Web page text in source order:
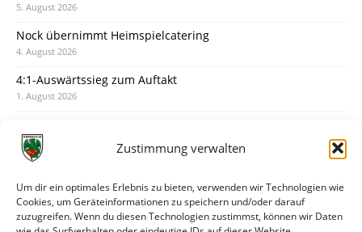
Zustimmung verwalten
Um dir ein optimales Erlebnis zu bieten, verwenden wir Technologien wie
Cookies, um Geräteinformationen zu speichern und/oder darauf
zuzugreifen. Wenn du diesen Technologien zustimmst, können wir Daten
5. August 2026
Nock übernimmt Heimspielcatering
4. August 2026
4:1-Auswärtssieg zum Auftakt
1. August 2026
31. Juli 2026
30. Juli 2026
Deine Spielminute: 89+1
28. Juli 2026